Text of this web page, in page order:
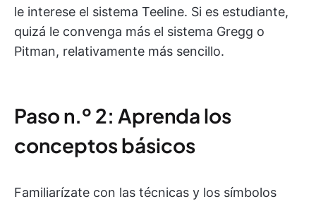
le interese el sistema Teeline. Si es estudiante,
quizá le convenga más el sistema Gregg o
Pitman, relativamente más sencillo.
Paso n.º 2: Aprenda los
conceptos básicos
Familiarízate con las técnicas y los símbolos